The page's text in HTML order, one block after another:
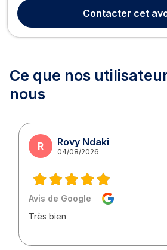
des victimes. Il accompagne
victimes dans la défense de leurs
Contacter cet
Ce que nos
nous
R Rovy Ndaki
04/08/2026
Avis de Google
Très bien